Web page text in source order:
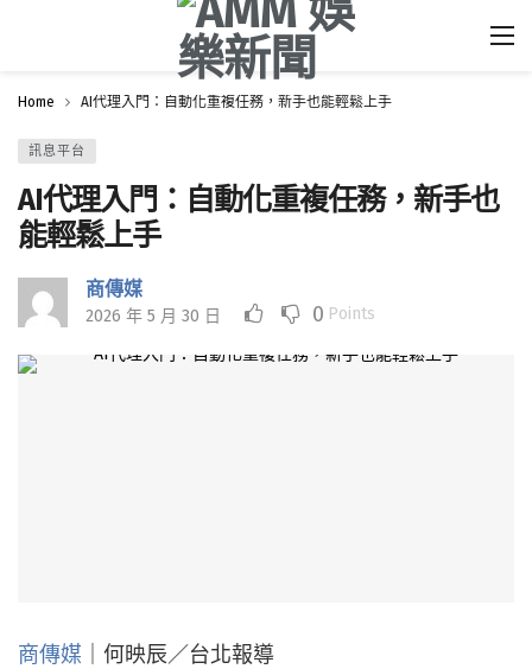
Home AI代理入門：自動化重複任務，新手也能輕鬆上手
訊息平台
AI代理入門：自動化重複任務，新手也
能輕鬆上手
商傳媒
2026 年 5 月 30 日 0 Points
商傳媒 ｜何映辰／台北報導